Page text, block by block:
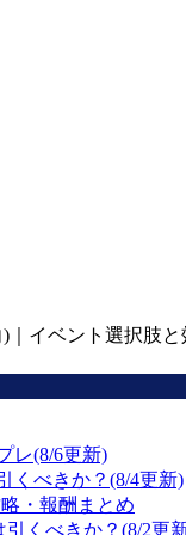
｜イベント選択肢と
レ(8/6更新)
くべきか？(8/4更新)
・報酬まとめ
くべきか？(8/2更